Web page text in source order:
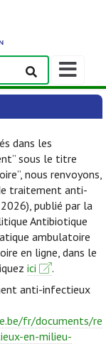
Afficher/
la
barre
navigation
dans les
sous le titre
nous renvoyons,
traitement anti-
publié par la
Antibiotique
ambulatoire
en ligne, dans le
ici
.
anti-infectieux
fr/documents/re
en-milieu-